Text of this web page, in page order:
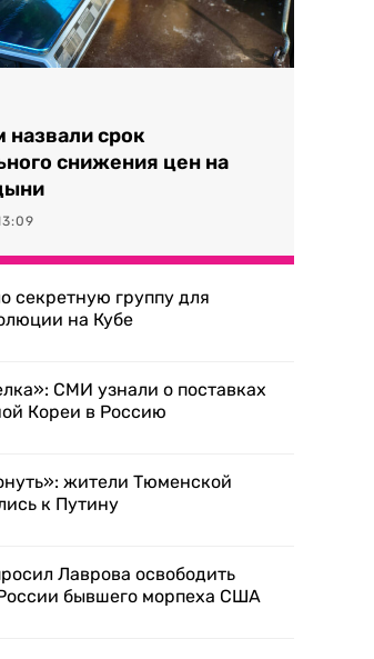
назвали срок
снижения цен на
секретную группу для
на Кубе
СМИ узнали о поставках
Кореи в Россию
жители Тюменской
к Путину
Лаврова освободить
бывшего морпеха США